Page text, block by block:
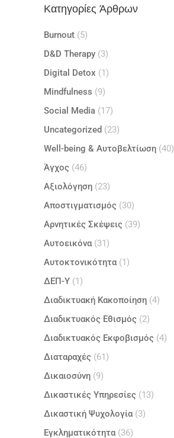
Κατηγορίες Άρθρων
Burnout (5)
D&D Therapy (3)
Digital Detox (1)
Mindfulness (9)
Social Media (17)
Uncategorized (23)
Well-being & Αυτοβελτίωση (40)
Άγχος (46)
Αξιολόγηση (23)
Αποστιγματισμός (30)
Αρνητικές Σκέψεις (39)
Αυτοεικόνα(31)
Αυτοκτονικότητα(1)
ΔΕΠ-Υ (1)
Διαδικτυακή Κακοποίηση (4)
Διαδικτυακός Εθισμός (2)
Διαδικτυακός Εκφοβισμός (4)
Διαταραχές (61)
Δικαιοσύνη (9)
Δικαστικές Υπηρεσίες (13)
Δικαστική Ψυχολογία(3)
Εγκληματικότητα(36)